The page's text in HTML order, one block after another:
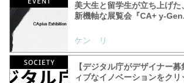
美大生と留学生が立ち上げた
新機軸な展覧会『CA+ y-
ケン リ
【デジタル庁がデザイナー
ィブなイノベーションをクリ